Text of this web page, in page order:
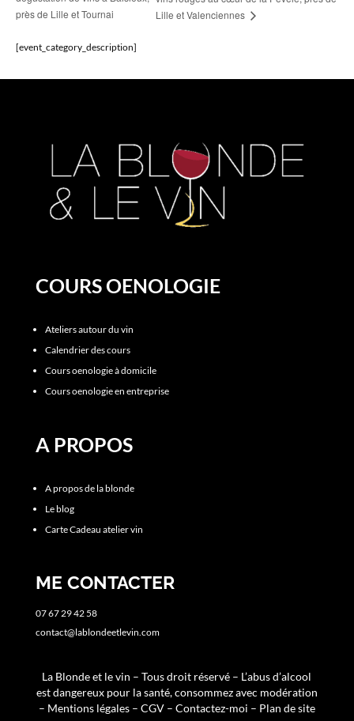
près de Lille et Tournai
Lille et Valenciennes
[event_category_description]
COURS OENOLOGIE
Ateliers autour du vin
Calendrier des cours
Cours oenologie à domicile
Cours oenologie en entreprise
A PROPOS
A propos de la blonde
Le blog
Carte Cadeau atelier vin
ME CONTACTER
07 67 29 42 58
contact@lablondeetlevin.com
La Blonde et le vin – Tous droit réservé – L’abus d’alcool
est dangereux pour la santé, consommez avec modération
– Mentions légales– CGV– Contactez-moi – Plan de site